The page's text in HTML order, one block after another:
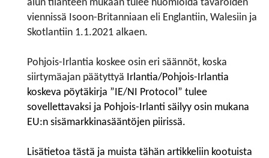
alun tilanteen mukaan tulee huomioida tavaroiden
viennissä Isoon-Britanniaan eli Englantiin, Walesiin ja
Skotlantiin 1.1.2021 alkaen.
Pohjois-Irlantia koskee osin eri säännöt, koska
siirtymäajan päätyttyä
Irlantia/Pohjois-Irlantia
koskeva pöytäkirja ”IE/NI Protocol” tulee
sovellettavaksi ja Pohjois-Irlanti säilyy osin mukana
EU:n sisämarkkinasääntöjen piirissä.
Lisätietoa tästä ja muista tähän artikkeliin kootuista